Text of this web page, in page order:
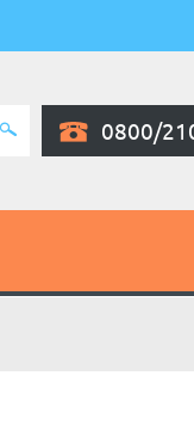
0800/